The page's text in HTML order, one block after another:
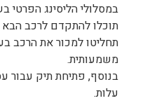
במסלולי הליסינג
תוכלו להתקדם לרכב
תחליטו למכור את הרכב
משמעותית.
בנוסף, פתיחת תיק עבור
עלות.